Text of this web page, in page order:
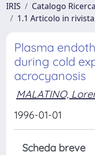
IRIS Catalogo Ricerca
1.1 Articolo in rivista
Plasma
during cold
acrocyanosis
MALATINO,
1996-01-01
Scheda breve